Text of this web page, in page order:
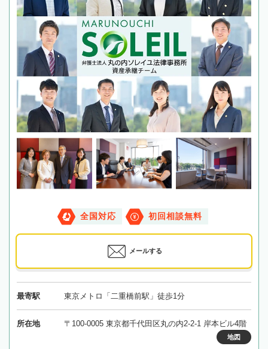
全国対応 初回相談無料
メールする
最寄駅 東京メトロ「二重橋前駅」徒歩1分
所在地 〒100-0005 東京都千代田区丸の内2-2-1 岸本ビル4階
地図